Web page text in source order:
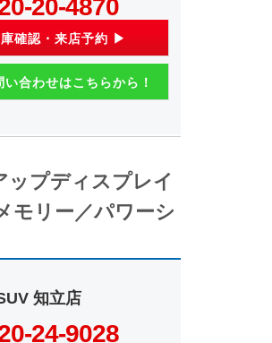
20-4870
確認・来店予約 ▶
合わせはこちらから！
プディスプレイ
モリー／パワーシ
知立店
24-9028